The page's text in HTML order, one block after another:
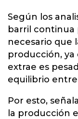
Según los
barril continua
necesario que
producción, ya
extrae es
equilibrio entre
Por esto,
la producción